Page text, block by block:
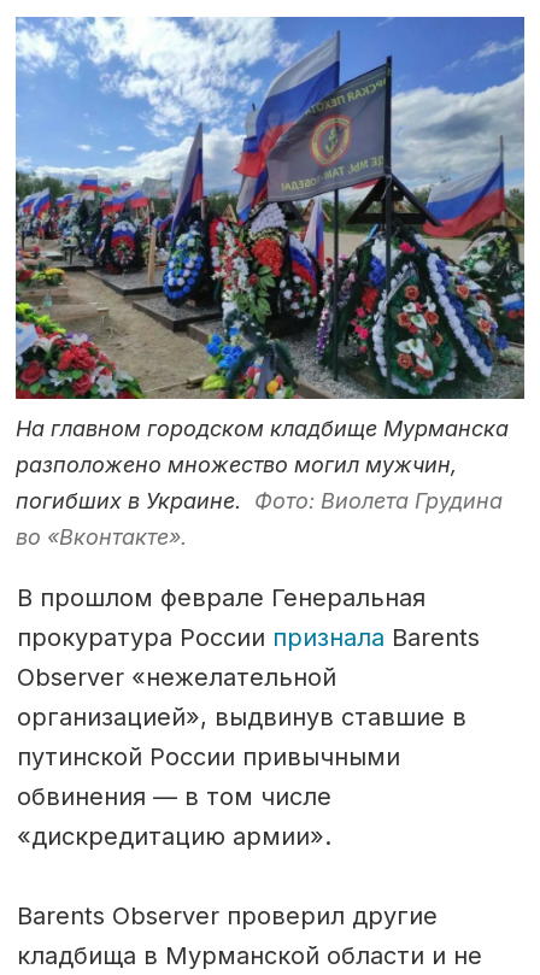
На главном городском кладбище Мурманска
разположено множество могил мужчин,
погибших в Украине.
Фото: Виолета Грудина
во «Вконтакте».
В прошлом феврале Генеральная
прокуратура России признала Barents
Observer «нежелательной
организацией», выдвинув ставшие в
путинской России привычными
обвинения — в том числе
«дискредитацию армии».
Barents Observer проверил другие
кладбища в Мурманской области и не